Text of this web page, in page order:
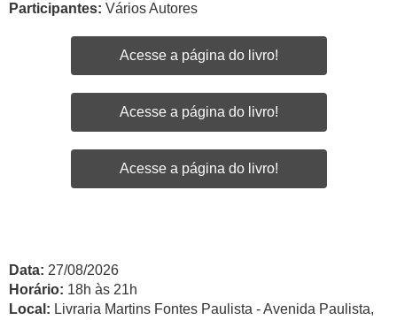
Participantes: Vários Autores
Acesse a página do livro!
Acesse a página do livro!
Acesse a página do livro!
Data: 27/08/2026
Horário: 18h às 21h
Local: Livraria Martins Fontes Paulista - Avenida Paulista,